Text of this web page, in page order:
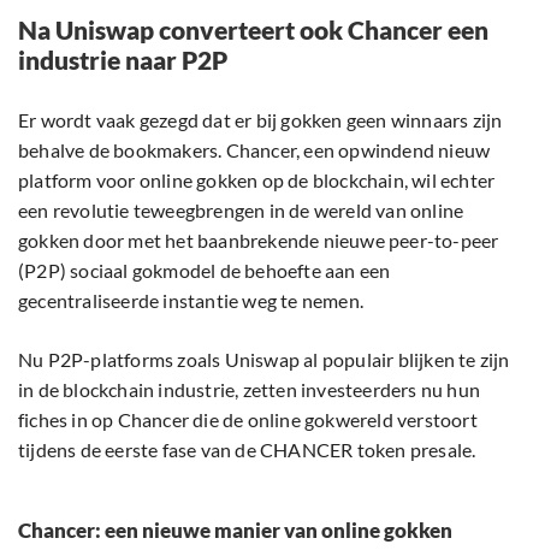
Na Uniswap converteert ook Chancer een
industrie naar P2P
Er wordt vaak gezegd dat er bij gokken geen winnaars zijn
behalve de bookmakers. Chancer, een opwindend nieuw
platform voor online gokken op de blockchain, wil echter
een revolutie teweegbrengen in de wereld van online
gokken door met het baanbrekende nieuwe peer-to-peer
(P2P) sociaal gokmodel de behoefte aan een
gecentraliseerde instantie weg te nemen.
Nu P2P-platforms zoals Uniswap al populair blijken te zijn
in de blockchain industrie, zetten investeerders nu hun
fiches in op Chancer die de online gokwereld verstoort
tijdens de eerste fase van de CHANCER token presale.
Chancer: een nieuwe manier van online gokken